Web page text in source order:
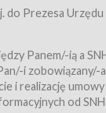
dnia 18 lipca
Prezesa
Panem/-ią a
i zobowiązany/-
i realizację
od